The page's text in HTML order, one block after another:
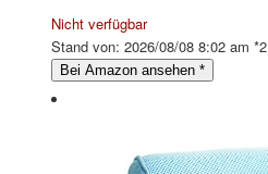
Nicht verfügbar
Stand von: 2026/08/08 8:02 am *2
Bei Amazon ansehen *